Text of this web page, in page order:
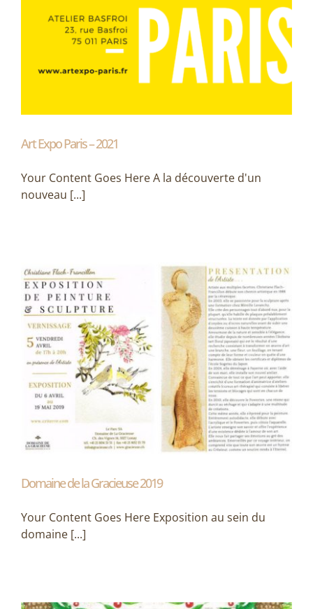
Art Expo Paris – 2021
Your Content Goes Here A la découverte d'un
nouveau [...]
Domaine de la Gracieuse 2019
Your Content Goes Here Exposition au sein du
domaine [...]